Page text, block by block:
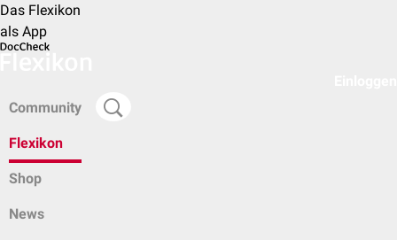
Das Flexikon
als App
Community
Flexikon
Shop
News